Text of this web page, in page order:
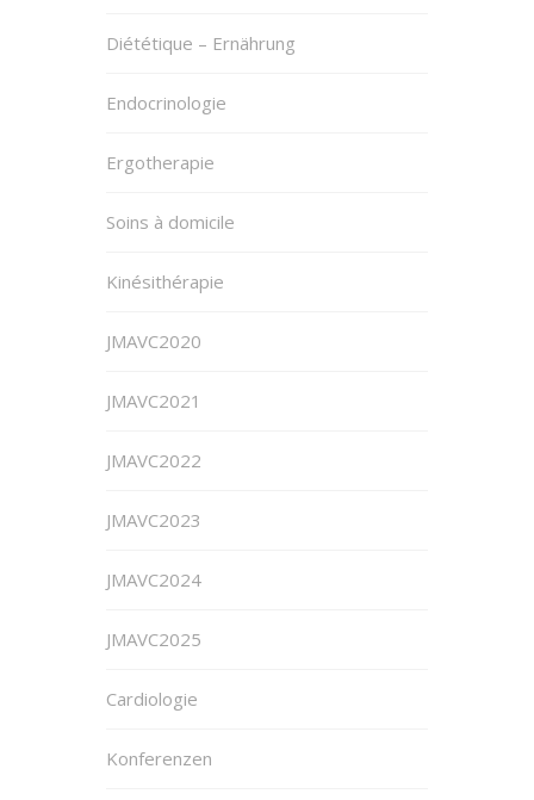
Diététique – Ernährung
Endocrinologie
Ergotherapie
Soins à domicile
Kinésithérapie
JMAVC2020
JMAVC2021
JMAVC2022
JMAVC2023
JMAVC2024
JMAVC2025
Cardiologie
Konferenzen